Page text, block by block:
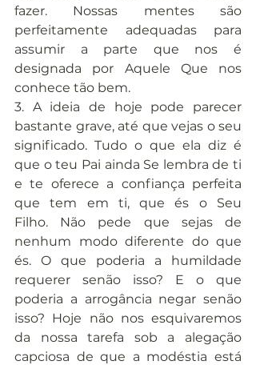
fazer. Nossas mentes são
perfeitamente adequadas para
assumir a parte que nos é
designada por Aquele Que nos
conhece tão bem.
3. A ideia de hoje pode parecer
bastante grave, até que vejas o seu
significado. Tudo o que ela diz é
que o teu Pai ainda Se lembra de ti
e te oferece a confiança perfeita
que tem em ti, que és o Seu
Filho. Não pede que sejas de
nenhum modo diferente do que
és. O que poderia a humildade
requerer senão isso? E o que
poderia a arrogância negar senão
isso? Hoje não nos esquivaremos
da nossa tarefa sob a alegação
capciosa de que a modéstia está